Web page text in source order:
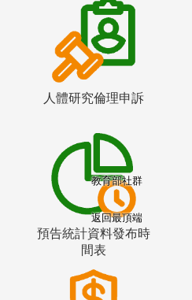
人體研究倫理申訴
預告統計資料發布時
間表
教育部社群
返回最頂端